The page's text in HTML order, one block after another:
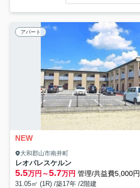
アパート
NEW
大和郡山市南井町
レオパレスケルン
5.5万円～5.7万円 管理/共益費5,000円
31.05㎡ (1R) /築17年 /2階建